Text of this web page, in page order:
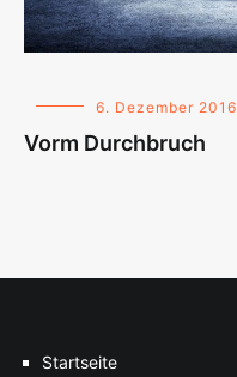
6. Dezember 2016
Vorm Durchbruch
Startseite